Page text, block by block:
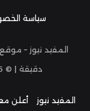
سياسة
المفيد نيوز –
دقيقة | ©
المفيد نيوز أعلن